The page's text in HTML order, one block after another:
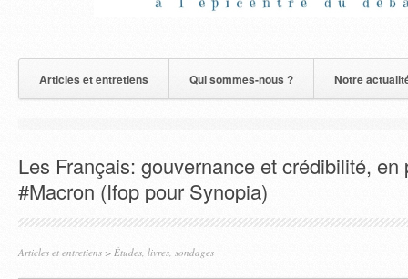
Articles et entretiens Qui sommes-nous ? Notre
Les Français: gouvernance et crédibilité, en
#Macron (Ifop pour Synopia)
Articles et entretiens > Études, livres, sondages